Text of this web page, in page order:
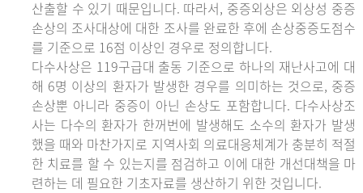
산출할 수 있기 때문입니다. 따라서, 중증외상은 외상성 중증
손상의 조사대상에 대한 조사를 완료한 후에 손상중증도점수
를 기준으로 16점 이상인 경우로 정의합니다.
다수사상은 119구급대 출동 기준으로 하나의 재난사고에 대
해 6명 이상의 환자가 발생한 경우를 의미하는 것으로, 중증
손상뿐 아니라 중증이 아닌 손상도 포함합니다. 다수사상조
사는 다수의 환자가 한꺼번에 발생해도 소수의 환자가 발생
했을 때와 마찬가지로 지역사회 의료대응체계가 충분히 적절
한 치료를 할 수 있는지를 점검하고 이에 대한 개선대책을 마
련하는 데 필요한 기초자료를 생산하기 위한 것입니다.